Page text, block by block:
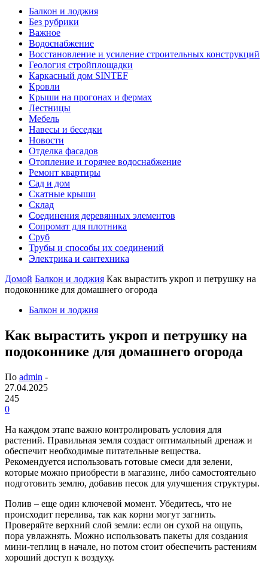
Балкон и лоджия
Без рубрики
Важное
Водоснабжение
Восстановление и усиление строительных конструкций
Геология стройплощадки
Каркасный дом SINTEF
Кровли
Крыши на прогонах и фермах
Лестницы
Мебель
Навесы и беседки
Новости
Отделка фасадов
Отопление и горячее водоснабжение
Ремонт квартиры
Сад и дом
Скатные крыши
Склад
Соединения деревянных элементов
Сопромат для плотника
Сруб
Трубы и способы их соединений
Электрика и сантехника
Домой Балкон и лоджия Как вырастить укроп и петрушку на
подоконнике для домашнего огорода
Балкон и лоджия
Как вырастить укроп и петрушку на
подоконнике для домашнего огорода
По admin -
27.04.2025
245
0
На каждом этапе важно контролировать условия для
растений. Правильная земля создаст оптимальный дренаж и
обеспечит необходимые питательные вещества.
Рекомендуется использовать готовые смеси для зелени,
которые можно приобрести в магазине, либо самостоятельно
подготовить землю, добавив песок для улучшения структуры.
Полив – еще один ключевой момент. Убедитесь, что не
происходит перелива, так как корни могут загнить.
Проверяйте верхний слой земли: если он сухой на ощупь,
пора увлажнять. Можно использовать пакеты для создания
мини-теплиц в начале, но потом стоит обеспечить растениям
хороший доступ к воздуху.